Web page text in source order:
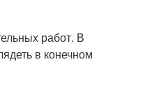
работ. В
в конечном